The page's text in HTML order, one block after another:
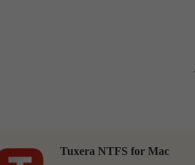
Tuxera NTFS for Mac